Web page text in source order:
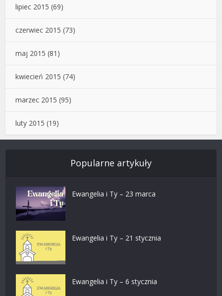
lipiec 2015 (69)
czerwiec 2015 (73)
maj 2015 (81)
kwiecień 2015 (74)
marzec 2015 (95)
luty 2015 (19)
Popularne artykuły
Ewangelia i Ty – 23 marca
Ewangelia i Ty – 21 stycznia
Ewangelia i Ty – 6 stycznia